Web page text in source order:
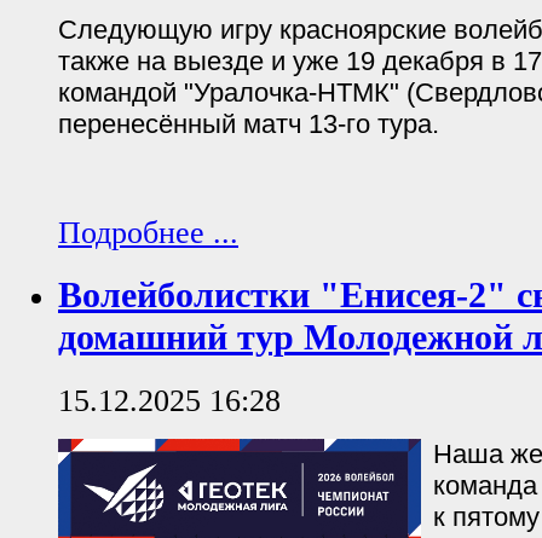
Следующую игру красноярские
также на выезде и уже 19 декабря в
командой "Уралочка-НТМК"
перенесённый матч 13-го тура.
Подробнее ...
Волейболистки "Енисея-2"
домашний тур Молодежной
15.12.2025 16:28
Наша
команда
к